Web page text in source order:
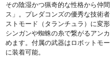
その陰湿かつ猟奇的な性格から仲
ス」。プレダコンズの優秀な技術
ストモード（タランチュラ）に変
シンガンや蜘蛛の糸で繋がるアン
めます。付属の武器はロボットモ
に装着可能。